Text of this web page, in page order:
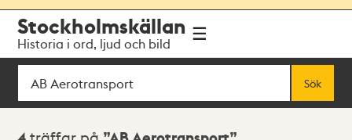
navigationen
huvudinnehållet
Stockholmskällan
Historia i ord, ljud och bild
Sök
Sök
Sökresultat